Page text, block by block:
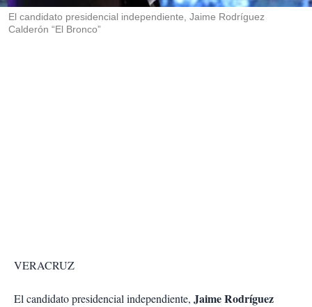
El candidato presidencial independiente, Jaime Rodríguez
Calderón “El Bronco”
VERACRUZ
El candidato presidencial independiente, Jaime Rodríguez